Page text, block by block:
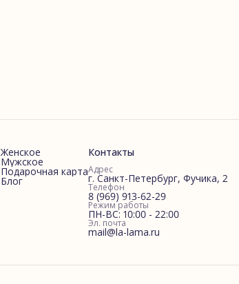
Женское
Мужское
Подарочная карта
Блог
Контакты
Адрес
г. Санкт-Петербург, Фучика, 2
Телефон
8 (969) 913-62-29
Режим работы
ПН-ВС: 10:00 - 22:00
Эл. почта
mail@la-lama.ru